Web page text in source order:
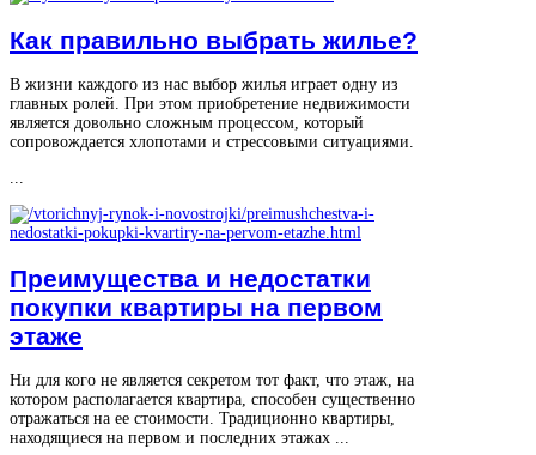
Как правильно выбрать жилье?
В жизни каждого из нас выбор жилья играет одну из
главных ролей. При этом приобретение недвижимости
является довольно сложным процессом, который
сопровождается хлопотами и стрессовыми ситуациями.
...
Преимущества и недостатки
покупки квартиры на первом
этаже
Ни для кого не является секретом тот факт, что этаж, на
котором располагается квартира, способен существенно
отражаться на ее стоимости. Традиционно квартиры,
находящиеся на первом и последних этажах ...